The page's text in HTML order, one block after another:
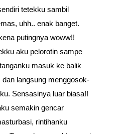
tetekku sambil
uhh.. enak banget.
putingnya woww!!
aku pelorotin sampe
masuk ke balik
dan langsung menggosok-
Sensasinya luar biasa!!
semakin gencar
rintihanku